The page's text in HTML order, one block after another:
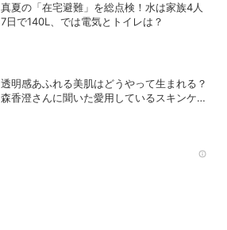
真夏の「在宅避難」を総点検！水は家族4人
7日で140L、では電気とトイレは？
透明感あふれる美肌はどうやって生まれる？
森香澄さんに聞いた愛用しているスキンケア